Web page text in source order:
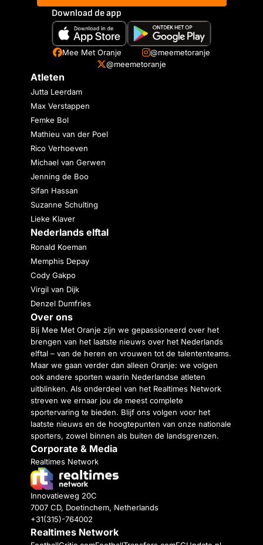
Download de app
Mee Met Oranje
@meemetoranje
@meemetoranje
Atleten
Jutta Leerdam
Max Verstappen
Femke Bol
Mathieu van der Poel
Rico Verhoeven
Michael van Gerwen
Jenning de Boo
Sifan Hassan
Suzanne Schulting
Lieke Klaver
Nederlands elftal
Ronald Koeman
Memphis Depay
Cody Gakpo
Virgil van Dijk
Denzel Dumfries
Over ons
Bij Mee Met Oranje zijn we gepassioneerd over het
brengen van het laatste nieuws over het Nederlands
elftal – van de heren en vrouwen tot de talententeams.
Maar we gaan verder dan alleen Oranje: we volgen
ook andere sporten waarin Nederlandse atleten
uitblinken. Als onderdeel van het Realtimes Network
streven we ernaar jou de meest complete
sportervaring te bieden. Blijf ons volgen voor het
laatste nieuws en de hoogtepunten van onze nationale
sporters, zowel binnen als buiten de landsgrenzen.
Corporate & Media
Realtimes Network
Innovatieweg 20C
7007 CD, Doetinchem, Netherlands
+31(315)-764002
Realtimes Network